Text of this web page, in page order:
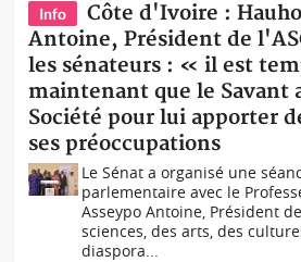
Info
Côte d'Ivoire :
Antoine, Président de
les sénateurs : « il est
maintenant que le Savant
Société pour lui apporter
ses préoccupations
Le Sénat a organisé une
parlementaire avec le
Asseypo Antoine, Président
sciences, des arts, des
diaspora...